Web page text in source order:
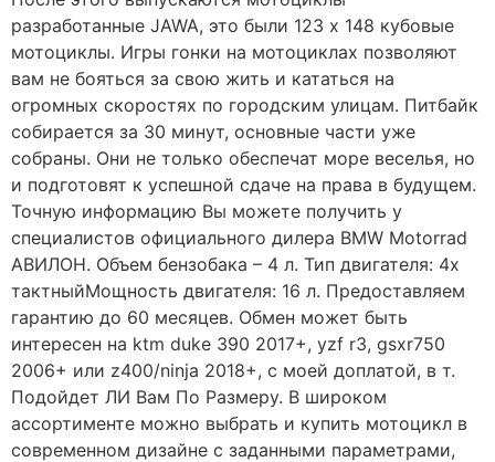
разработанные JAWA, это были 123 х 148 кубовые
мотоциклы. Игры гонки на мотоциклах позволяют
вам не бояться за свою жить и кататься на
огромных скоростях по городским улицам. Питбайк
собирается за 30 минут, основные части уже
собраны. Они не только обеспечат море веселья, но
и подготовят к успешной сдаче на права в будущем.
Точную информацию Вы можете получить у
специалистов официального дилера BMW Motorrad
АВИЛОН. Объем бензобака – 4 л. Тип двигателя: 4х
тактныйМощность двигателя: 16 л. Предоставляем
гарантию до 60 месяцев. Обмен может быть
интересен на ktm duke 390 2017+, yzf r3, gsxr750
2006+ или z400/ninja 2018+, с моей доплатой, в т.
Подойдет ЛИ Вам По Размеру. В широком
ассортименте можно выбрать и купить мотоцикл в
современном дизайне с заданными параметрами,